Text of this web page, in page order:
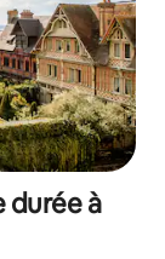
durée à